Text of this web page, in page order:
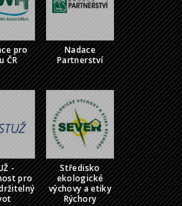
pro
ČR
Nadace
Partnerství
-
pro
Středisko
ekologické
výchovy a etiky
Rýchory